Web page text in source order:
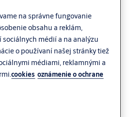
na správne fungovanie
obsahu a reklám,
médií a na analýzu
o používaní našej stránky tiež
médiami, reklamnými a
cookies oznámenie o ochrane